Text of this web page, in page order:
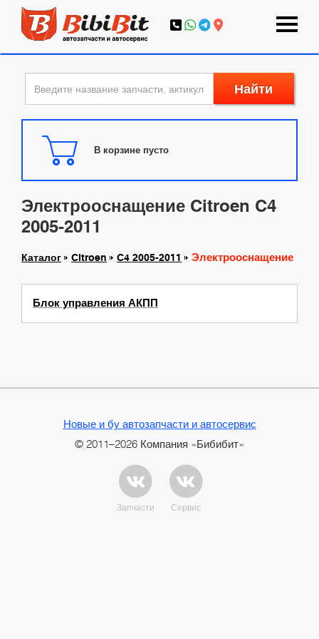
Найти
В корзине пусто
Электрооснащение Citroen C4
2005-2011
Каталог Citroen C4 2005-2011 Электрооснащение
Блок управления АКПП
Новые и бу автозапчасти и автосервис
© 2011–2026 Компания «Бибибит»
Запчасти Сервис